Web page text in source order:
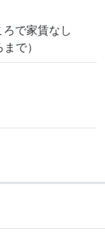
ろで家賃なし
で）